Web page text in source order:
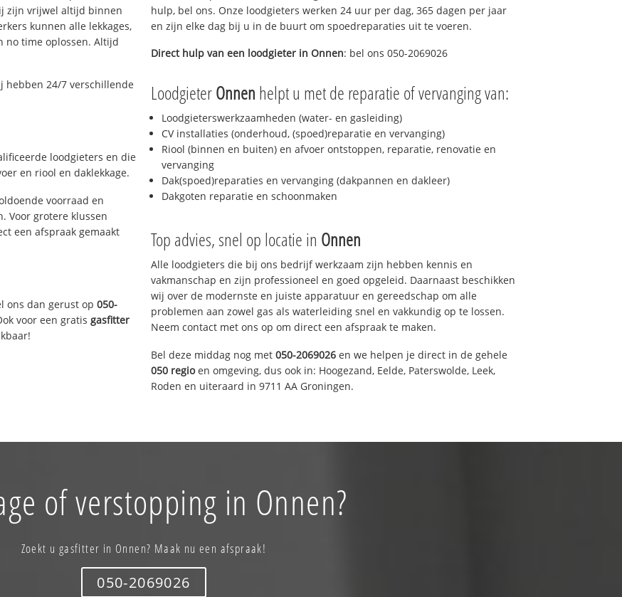
zijn vrijwel altijd binnen
kunnen alle lekkages,
no time oplossen. Altijd
hebben 24/7 verschillende
loodgieters en die
en riool en daklekkage.
voorraad en
Voor grotere klussen
een afspraak gemaakt
ons dan gerust op050-
voor een gratis gasfitter
hulp, bel ons. Onze loodgieters werken 24 uur per dag, 365 dagen per jaar
en zijn elke dag bij u in de buurt om spoedreparaties uit te voeren.
Direct hulp van een loodgieter in Onnen: bel ons 050-2069026
LoodgieterOnnen helpt u met de reparatie of vervanging van:
Loodgieterswerkzaamheden (water- en gasleiding)
CV installaties (onderhoud, (spoed)reparatie en vervanging)
Riool (binnen en buiten) en afvoer ontstoppen, reparatie, renovatie en
vervanging
Dak(spoed)reparaties en vervanging (dakpannen en dakleer)
Dakgoten reparatie en schoonmaken
Top advies, snel op locatie in Onnen
Alle loodgieters die bij ons bedrijf werkzaam zijn hebben kennis en
vakmanschap en zijn professioneel en goed opgeleid. Daarnaast beschikken
wij over de modernste en juiste apparatuur en gereedschap om alle
problemen aan zowel gas als waterleiding snel en vakkundig op te lossen.
Neem contact met ons op om direct een afspraak te maken.
Bel deze middag nog met 050-2069026 en we helpen je direct in de gehele
050 regioen omgeving, dus ook in: Hoogezand, Eelde, Paterswolde, Leek,
Roden en uiteraard in 9711 AA Groningen.
of verstopping in Onnen?
Zoekt u gasfitter in Onnen? Maak nu een afspraak!
050-2069026